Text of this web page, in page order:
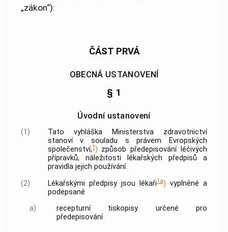
„zákon“):
ČÁST PRVÁ
OBECNÁ USTANOVENÍ
§ 1
Úvodní ustanovení
(1)
Tato vyhláška Ministerstva zdravotnictví
stanoví v souladu s právem Evropských
společenství,1) způsob předepisování léčivých
přípravků, náležitosti lékařských předpisů a
pravidla jejich používání.
(2)
Lékařskými předpisyjsou lékaři1a) vyplněné a
podepsané
a)
recepturní tiskopisy určené pro
předepisování